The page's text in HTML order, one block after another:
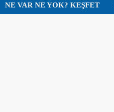
NE VAR NE YOK? KEŞFET